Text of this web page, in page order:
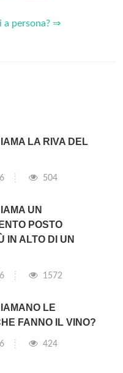
a persona? ⇒
LA RIVA DEL
504
UN
POSTO
IN ALTO DI UN
1572
LE
FANNO IL VINO?
424